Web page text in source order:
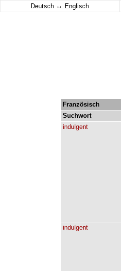
Deutsch ↔ Englisch
Französisch
Suchwort
indulgent
indulgent